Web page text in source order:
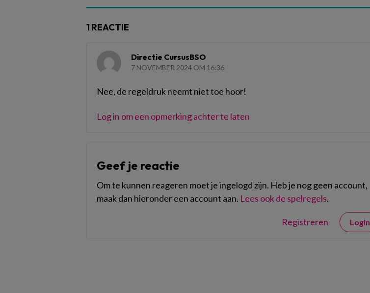
1 REACTIE
Directie CursusBSO
7 NOVEMBER 2024 OM 16:36
Nee, de regeldruk neemt niet toe hoor!
Log in om een opmerking achter te laten
Geef je reactie
Om te kunnen reageren moet je ingelogd zijn. Heb je nog geen account,
maak dan hieronder een account aan. Lees ook de spelregels.
Registreren Login